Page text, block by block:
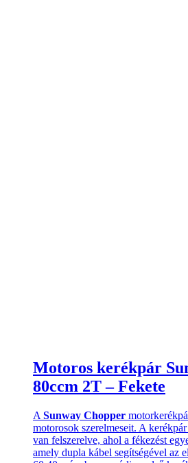
Motoros kerékpár
80ccm 2T – Fekete
A Sunway Chopper
motorosok szerelmeseit. A
van felszerelve, ahol a fékezést
amely dupla kábel segítségével az